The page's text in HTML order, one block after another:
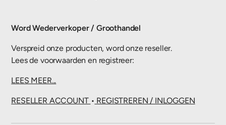
Word Wederverkoper / Groothandel
Verspreid onze producten, word onze reseller.
Lees de voorwaarden en registreer:
LEES MEER...
RESELLER ACCOUNT • REGISTREREN / INLOGGEN